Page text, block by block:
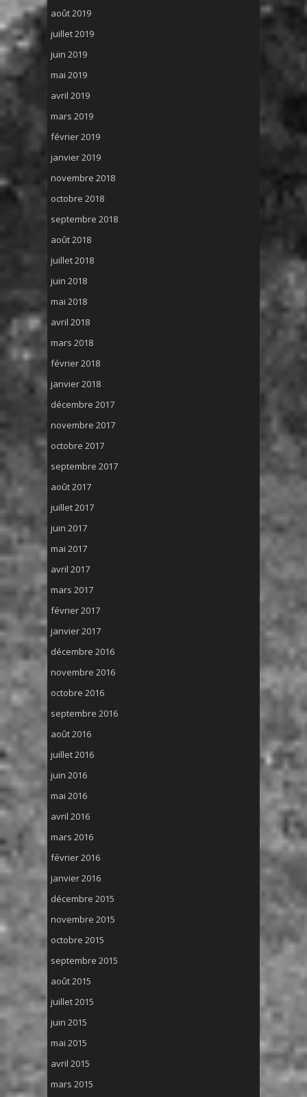
août 2019
juillet 2019
juin 2019
mai 2019
avril 2019
mars 2019
février 2019
janvier 2019
novembre 2018
octobre 2018
septembre 2018
août 2018
juillet 2018
juin 2018
mai 2018
avril 2018
mars 2018
février 2018
janvier 2018
décembre 2017
novembre 2017
octobre 2017
septembre 2017
août 2017
juillet 2017
juin 2017
mai 2017
avril 2017
mars 2017
février 2017
janvier 2017
décembre 2016
novembre 2016
octobre 2016
septembre 2016
août 2016
juillet 2016
juin 2016
mai 2016
avril 2016
mars 2016
février 2016
janvier 2016
décembre 2015
novembre 2015
octobre 2015
septembre 2015
août 2015
juillet 2015
juin 2015
mai 2015
avril 2015
mars 2015